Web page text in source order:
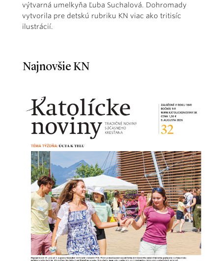
výtvarná umelkyňa Ľuba Suchalová. Dohromady
vytvorila pre detskú rubriku KN viac ako tritisíc
ilustrácií.
Najnovšie KN